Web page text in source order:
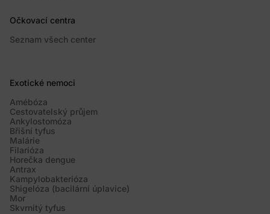
Očkovací centra
Seznam všech center
Exotické nemoci
Amébóza
Cestovatelský průjem
Ankylostomóza
Břišní tyfus
Malárie
Filarióza
Horečka dengue
Antrax
Kampylobakterióza
Shigelóza (bacilární úplavice)
Mor
Skvrnitý tyfus